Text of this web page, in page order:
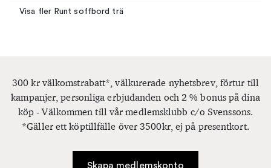
Visa fler Runt soffbord trä
300 kr välkomstrabatt*, välkurerade nyhetsbrev, förtur till
kampanjer, personliga erbjudanden och 2 % bonus på dina
köp - Välkommen till vår medlemsklubb c/o Svenssons.
*Gäller ett köptillfälle över 3500kr, ej på presentkort.
Skapa medlemskonto